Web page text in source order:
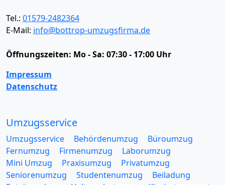
Tel.: 01579-2482364
E-Mail: info@bottrop-umzugsfirma.de
Öffnungszeiten: Mo - Sa: 07:30 - 17:00 Uhr
Impressum
Datenschutz
Umzugsservice
Umzugsservice Behördenumzug
Büroumzug
Fernumzug
Firmenumzug
Laborumzug
Mini Umzug
Praxisumzug
Privatumzug
Seniorenumzug
Studentenumzug
Beiladung